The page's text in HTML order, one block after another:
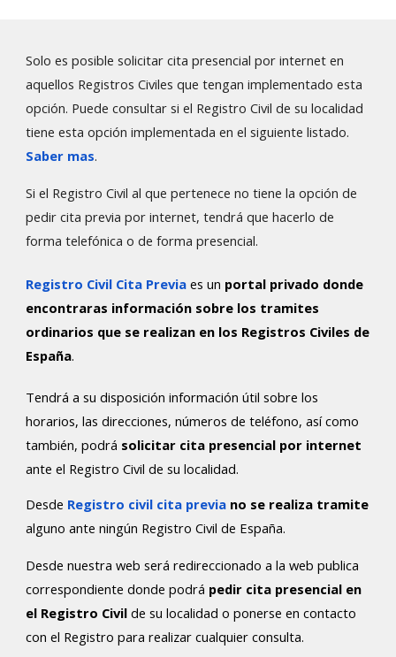
Solo es posible solicitar cita presencial por internet en
aquellos Registros Civiles que tengan implementado esta
opción. Puede consultar si el Registro Civil de su localidad
tiene esta opción implementada en el siguientelistado.
Saber mas.
Si el Registro Civil al que pertenece no tiene la opción de
pedir cita previa por internet, tendrá que hacerlo de
forma telefónica o de forma presencial.
Registro Civil Cita Previa es un portal privado donde
encontraras información sobre los tramites
ordinarios que se realizan en los Registros Civiles de
España.
Tendrá a su disposición información útil sobre los
horarios, las direcciones, números de teléfono, así como
también, podrá solicitar cita presencial por internet
ante el Registro Civil de su localidad.
Desde Registro civil cita previa no se realiza tramite
alguno ante ningún Registro Civil de España.
Desde nuestra web será redireccionado a la web publica
correspondiente donde podrá pedir cita presencial en
el Registro Civil de su localidad o ponerse en contacto
con el Registro para realizar cualquier consulta.